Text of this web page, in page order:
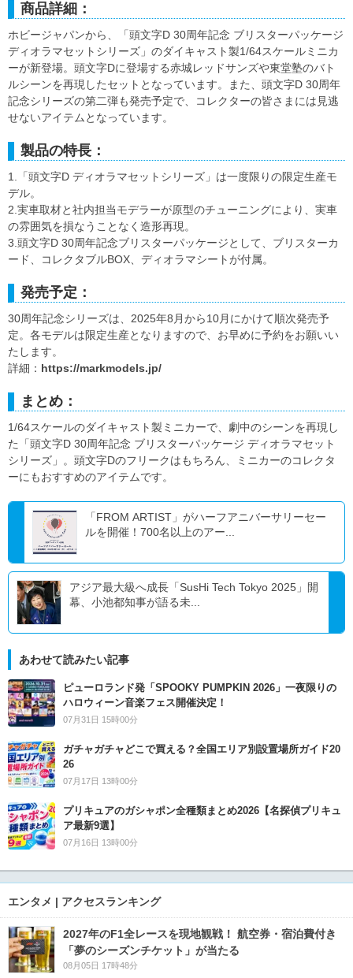
商品詳細：
ホビージャパンから、「頭文字D 30周年記念 ブリスターパッケージ
ディオラマセットシリーズ」のダイキャスト製1/64スケールミニカ
ーが新登場。頭文字Dに登場する赤城レッドサンズや東堂塾のバト
ルシーンを再現したセットとなっています。また、頭文字D 30周年
記念シリーズの第二弾も発売予定で、コレクターの皆さまには見逃
せないアイテムとなっています。
製品の特長：
1.「頭文字D ディオラマセットシリーズ」は一度限りの限定生産モ
デル。
2.実車取材と社内担当モデラーが原型のチューニングにより、実車
の雰囲気を損なうことなく造形再現。
3.頭文字D 30周年記念ブリスターパッケージとして、ブリスターカ
ード、コレクタブルBOX、ディオラマシートが付属。
発売予定：
30周年記念シリーズは、2025年8月から10月にかけて順次発売予
定。各モデルは限定生産となりますので、お早めに予約をお願いい
たします。
詳細： https://markmodels.jp/
まとめ：
1/64スケールのダイキャスト製ミニカーで、劇中のシーンを再現し
た「頭文字D 30周年記念 ブリスターパッケージ ディオラマセット
シリーズ」。頭文字Dのフリークはもちろん、ミニカーのコレクタ
ーにもおすすめのアイテムです。
「FROM ARTIST」がハーフアニバーサリーセー
ルを開催！700名以上のアー...
アジア最大級へ成長「SusHi Tech Tokyo 2025」開
幕、小池都知事が語る未...
あわせて読みたい記事
ピューロランド発「SPOOKY PUMPKIN 2026」一夜限りの
ハロウィーン音楽フェス開催決定！
07月31日 15時00分
ガチャガチャどこで買える？全国エリア別設置場所ガイド20
26
07月17日 13時00分
プリキュアのガシャポン全種類まとめ2026【名探偵プリキュ
ア最新9選】
07月16日 13時00分
エンタメ | アクセスランキング
2027年のF1全レースを現地観戦！ 航空券・宿泊費付き
「夢のシーズンチケット」が当たる
08月05日 17時48分